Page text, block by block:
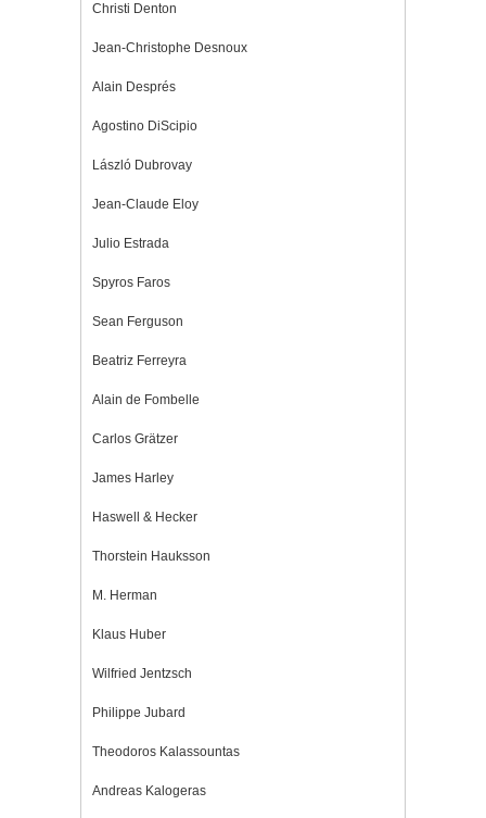
Christi Denton
Jean-Christophe Desnoux
Alain Després
Agostino DiScipio
László Dubrovay
Jean-Claude Eloy
Julio Estrada
Spyros Faros
Sean Ferguson
Beatriz Ferreyra
Alain de Fombelle
Carlos Grätzer
James Harley
Haswell & Hecker
Thorstein Hauksson
M. Herman
Klaus Huber
Wilfried Jentzsch
Philippe Jubard
Theodoros Kalassountas
Andreas Kalogeras